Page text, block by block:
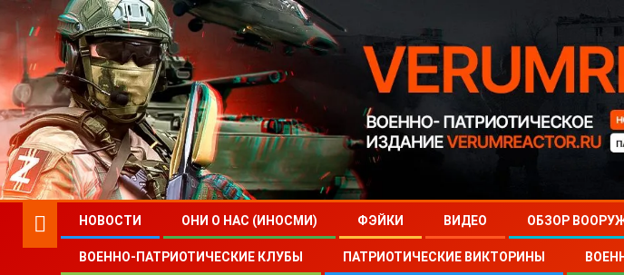
НОВОСТИ ОНИ О НАС (ИНОСМИ) ФЭЙКИ ВИДЕО ОБЗОР
ВОЕННО-ПАТРИОТИЧЕСКИЕ КЛУБЫ ПАТРИОТИЧЕСКИЕ ВИКТОРИНЫ